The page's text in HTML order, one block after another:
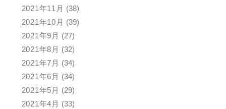
2021年11月 (38)
2021年10月 (39)
2021年9月 (27)
2021年8月 (32)
2021年7月 (34)
2021年6月 (34)
2021年5月 (29)
2021年4月 (33)